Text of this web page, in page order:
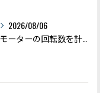
2026/08/06